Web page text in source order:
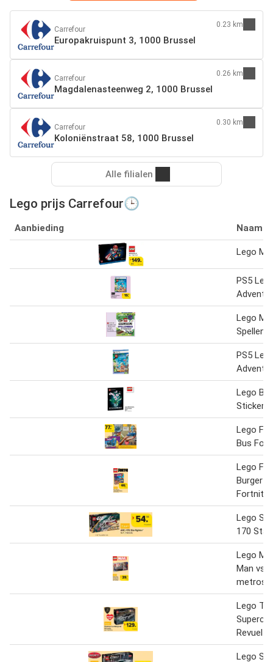
Carrefour
Europakruispunt 3, 1000 Brussel
0.23 km
Carrefour
Magdalenasteenweg 2, 1000 Brussel
0.26 km
Carrefour
Koloniënstraat 58, 1000 Brussel
0.30 km
Alle filialen
Lego prijs Carrefour🕒
Aanbieding Naam
Lego
PS5
Lego
PS5
Lego
Lego
Bus
Lego
Burger
Fortnite
Lego
170
Lego
Man vs.
Lego
Revuelto
Lego